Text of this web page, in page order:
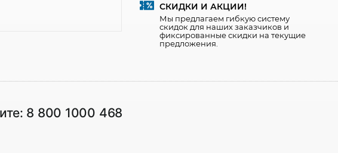
СКИДКИ И АКЦИИ!
Мы предлагаем гибкую систему
скидок для наших заказчиков и
фиксированные скидки на текущие
предложения.
8 800 1000 468